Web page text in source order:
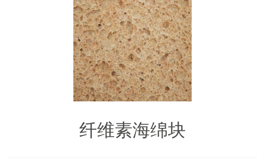
纤维素海绵块